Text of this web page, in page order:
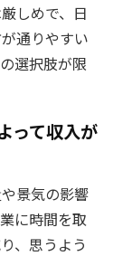
しめで、日
通りやすい
選択肢が限
って収入が
景気の影響
に時間を取
、思うよう